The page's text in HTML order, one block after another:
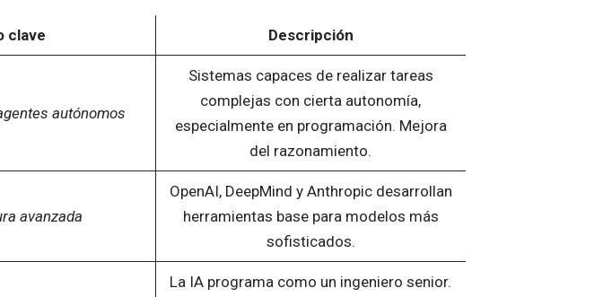
clave Descripción
autónomos
Sistemas capaces de realizar tareas
complejas con cierta autonomía,
especialmente en programación. Mejora
del razonamiento.
avanzada
OpenAI, DeepMind y Anthropic desarrollan
herramientas base para modelos más
sofisticados.
La IA programa como un ingeniero senior.